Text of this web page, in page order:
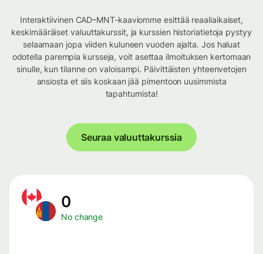
Interaktiivinen CAD–MNT-kaaviomme esittää reaaliaikaiset,
keskimääräiset valuuttakurssit, ja kurssien historiatietoja pystyy
selaamaan jopa viiden kuluneen vuoden ajalta. Jos haluat
odotella parempia kursseja, voit asettaa ilmoituksen kertomaan
sinulle, kun tilanne on valoisampi. Päivittäisten yhteenvetojen
ansiosta et siis koskaan jää pimentoon uusimmista
tapahtumista!
Seuraa valuuttakurssia
0
No change